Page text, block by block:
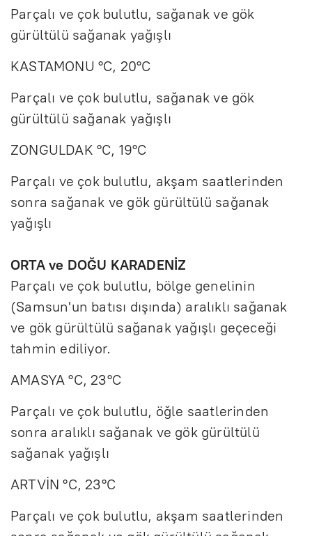
Parçalı ve çok bulutlu, sağanak ve gök
gürültülü sağanak yağışlı
KASTAMONU °C, 20°C
Parçalı ve çok bulutlu, sağanak ve gök
gürültülü sağanak yağışlı
ZONGULDAK °C, 19°C
Parçalı ve çok bulutlu, akşam saatlerinden
sonra sağanak ve gök gürültülü sağanak
yağışlı
ORTA ve DOĞU KARADENİZ
Parçalı ve çok bulutlu, bölge genelinin
(Samsun'un batısı dışında) aralıklı sağanak
ve gök gürültülü sağanak yağışlı geçeceği
tahmin ediliyor.
AMASYA °C, 23°C
Parçalı ve çok bulutlu, öğle saatlerinden
sonra aralıklı sağanak ve gök gürültülü
sağanak yağışlı
ARTVİN °C, 23°C
Parçalı ve çok bulutlu, akşam saatlerinden